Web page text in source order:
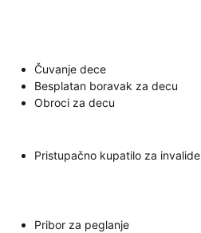
Čuvanje dece
Besplatan boravak za decu
Obroci za decu
Pristupačno kupatilo za invalide
Pribor za peglanje